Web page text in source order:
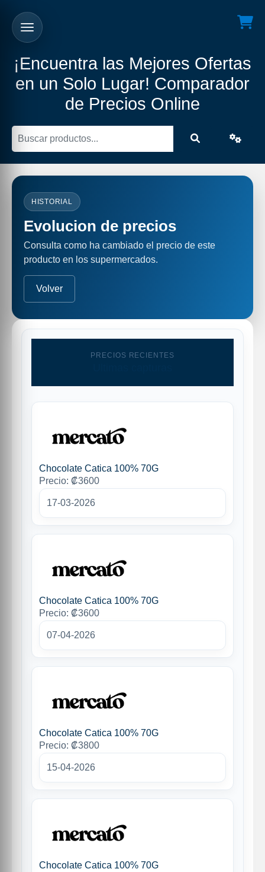
¡Encuentra las Mejores Ofertas
en un Solo Lugar! Comparador
de Precios Online
HISTORIAL
Evolucion de precios
Consulta como ha cambiado el precio de este
producto en los supermercados.
Volver
PRECIOS RECIENTES
Chocolate Catica 100% 70G
Precio: ₡3600
17-03-2026
Chocolate Catica 100% 70G
Precio: ₡3600
07-04-2026
Chocolate Catica 100% 70G
Precio: ₡3800
15-04-2026
Chocolate Catica 100% 70G